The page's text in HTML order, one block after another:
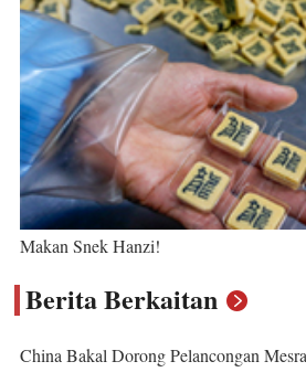
Makan Snek Hanzi!
Berita Berkaitan
China Bakal Dorong Pelancongan